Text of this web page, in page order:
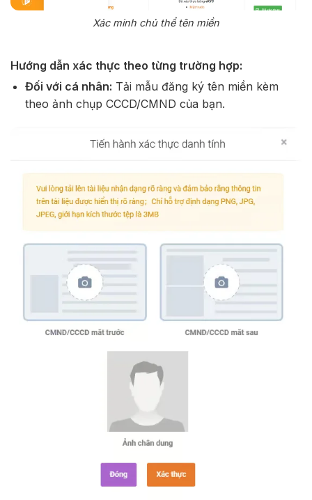
Xác minh chủ thể tên miền
Hướng dẫn xác thực theo từng trường hợp:
Đối với cá nhân: Tải mẫu đăng ký tên miền kèm
theo ảnh chụp CCCD/CMND của bạn.